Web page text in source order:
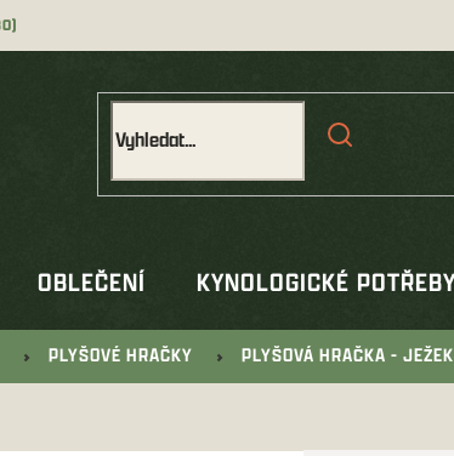
OBLEČENÍ KYNOLOGICKÉ
PLYŠOVÉ HRAČKY PLYŠOVÁ HRAČKA -